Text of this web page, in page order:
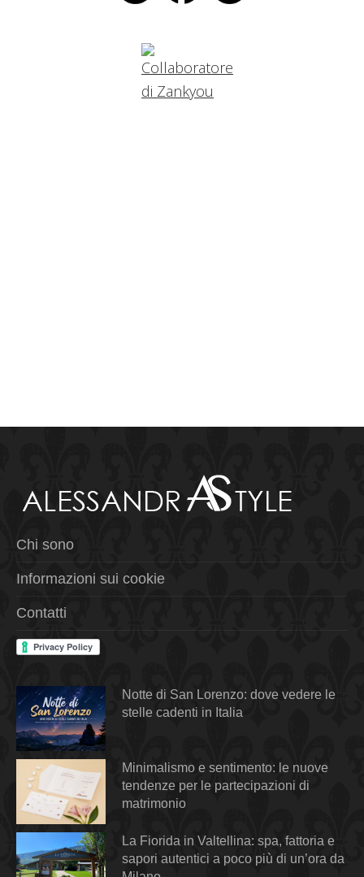
Chi sono
Informazioni sui cookie
Contatti
Notte di San Lorenzo: dove vedere le
stelle cadenti in Italia
Minimalismo e sentimento: le nuove
tendenze per le partecipazioni di
matrimonio
La Fiorida in Valtellina: spa, fattoria e
sapori autentici a poco più di un’ora da